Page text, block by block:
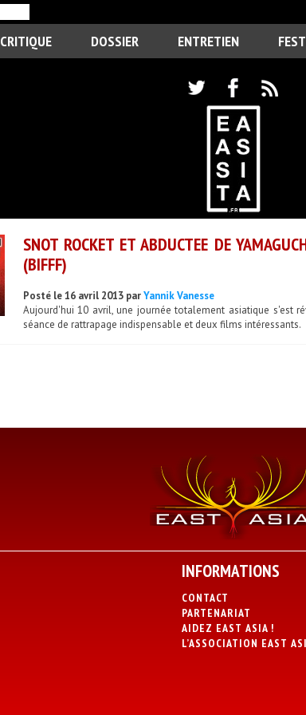
CRITIQUE DOSSIER ENTRETIEN
SNOT ROCKET ET ABDUCTEE DE
(BIFFF)
Posté le 16 avril 2013 parYannik Vanesse
Aujourd'hui 10 avril, une journée totalement asiatique s'est
séance de rattrapage indispensable et deux films intéressants.
INFORMATIONS
CONTACT
PARTENARIAT
AIDEZ EAST ASIA !
L’ASSOCIATION EAST